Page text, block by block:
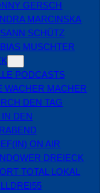
GERSCH
MARCINSKA
SCHÜTZ
MUSCHTER
PODCASTS
WACHER MACHER
DEN TAG
IN DEN
ON AIR
DREIECK
TOTAL LOKAL